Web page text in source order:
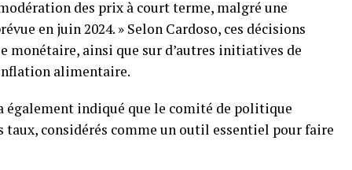
des prix à court terme, malgré une
en juin 2024. » Selon Cardoso, ces décisions
monétaire, ainsi que sur d’autres initiatives de
alimentaire.
également indiqué que le comité de politique
considérés comme un outil essentiel pour faire